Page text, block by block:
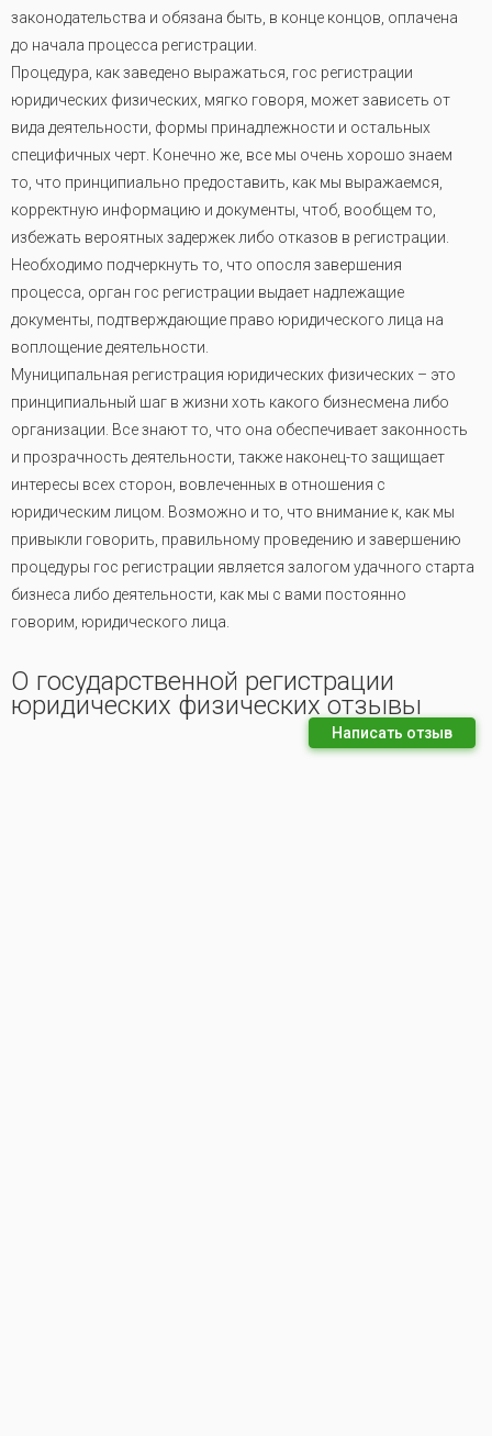
законодательства и обязана быть, в конце концов, оплачена
до начала процесса регистрации.
Процедура, как заведено выражаться, гос регистрации
юридических физических, мягко говоря, может зависеть от
вида деятельности, формы принадлежности и остальных
специфичных черт. Конечно же, все мы очень хорошо знаем
то, что принципиально предоставить, как мы выражаемся,
корректную информацию и документы, чтоб, вообщем то,
избежать вероятных задержек либо отказов в регистрации.
Необходимо подчеркнуть то, что опосля завершения
процесса, орган гос регистрации выдает надлежащие
документы, подтверждающие право юридического лица на
воплощение деятельности.
Муниципальная регистрация юридических физических – это
принципиальный шаг в жизни хоть какого бизнесмена либо
организации. Все знают то, что она обеспечивает законность
и прозрачность деятельности, также наконец-то защищает
интересы всех сторон, вовлеченных в отношения с
юридическим лицом. Возможно и то, что внимание к, как мы
привыкли говорить, правильному проведению и завершению
процедуры гос регистрации является залогом удачного старта
бизнеса либо деятельности, как мы с вами постоянно
говорим, юридического лица.
О государственной регистрации
юридических физических отзывы
Написать отзыв